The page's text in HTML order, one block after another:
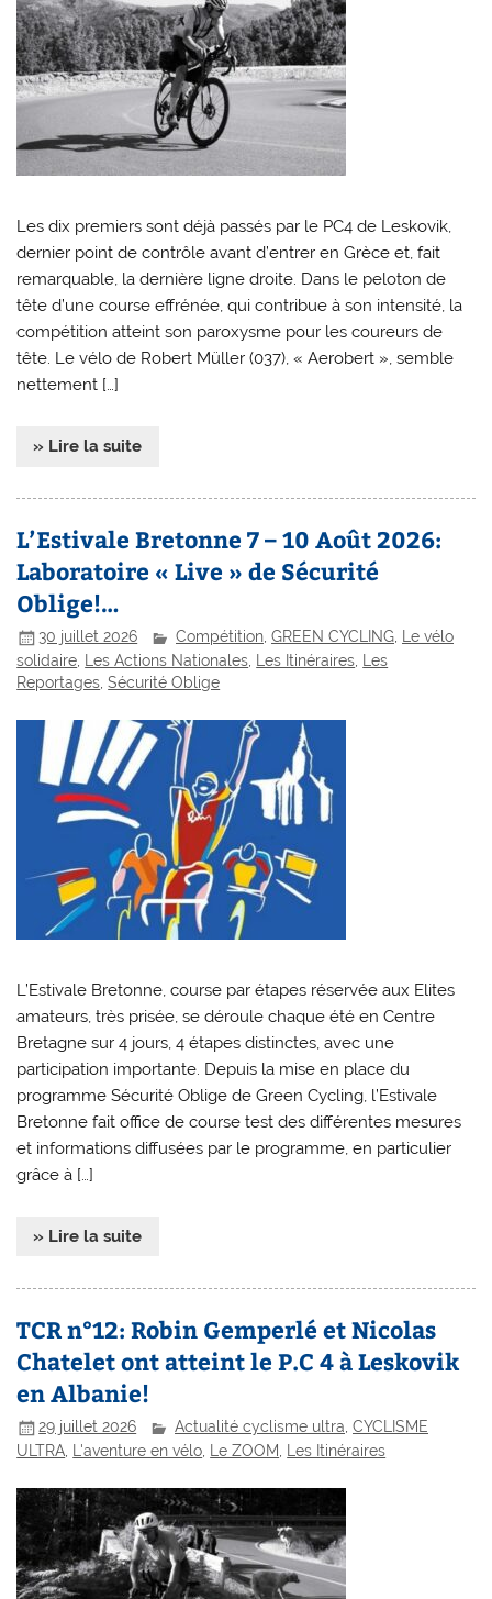
Les dix premiers sont déjà passés par le PC4 de Leskovik,
dernier point de contrôle avant d’entrer en Grèce et, fait
remarquable, la dernière ligne droite. Dans le peloton de
tête d’une course effrénée, qui contribue à son intensité, la
compétition atteint son paroxysme pour les coureurs de
tête. Le vélo de Robert Müller (037), « Aerobert », semble
nettement […]
» Lire la suite
L’Estivale Bretonne 7 – 10 Août 2026:
Laboratoire « Live » de Sécurité
Oblige!…
30 juillet 2026 Compétition,GREEN CYCLING, Le vélo
solidaire
Les Actions Nationales Les Itinéraires
Les
Reportages ,Sécurité Oblige
L’Estivale Bretonne, course par étapes réservée aux Elites
amateurs, très prisée, se déroule chaque été en Centre
Bretagne sur 4 jours, 4 étapes distinctes, avec une
participation importante. Depuis la mise en place du
programme Sécurité Oblige de Green Cycling, l’Estivale
Bretonne fait office de course test des différentes mesures
et informations diffusées par le programme, en particulier
grâce à […]
» Lire la suite
TCR n°12: Robin Gemperlé et Nicolas
Chatelet ont atteint le P.C 4 à Leskovik
en Albanie!
29 juillet 2026 Actualité cyclisme ultra ,CYCLISME
ULTRA L'aventure en vélo Le ZOOM Les Itinéraires